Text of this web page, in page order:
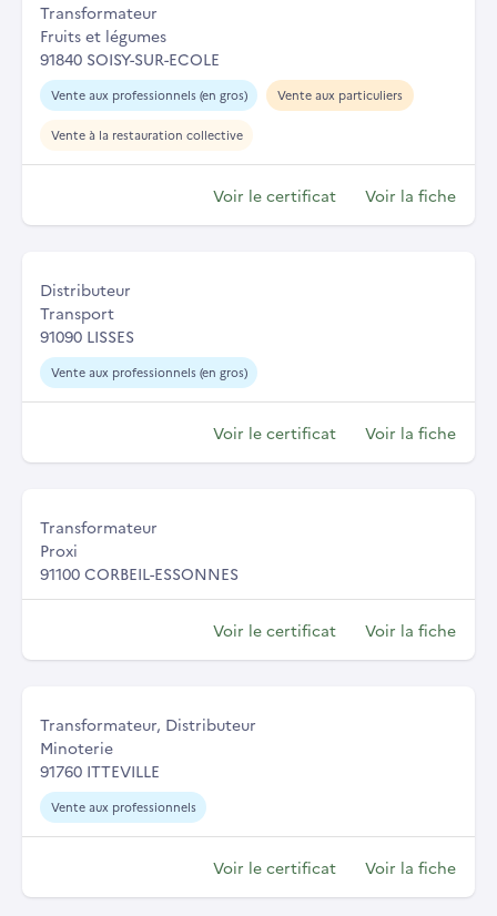
Transformateur
Fruits et légumes
91840 SOISY-SUR-ECOLE
Vente aux professionnels (en gros) Vente aux particuliers
Vente à la restauration collective
Voir le certificat Voir la fiche
Distributeur
Transport
91090 LISSES
Vente aux professionnels (en gros)
Voir le certificat Voir la fiche
Transformateur
Proxi
91100 CORBEIL-ESSONNES
Voir le certificat Voir la fiche
Transformateur, Distributeur
Minoterie
91760 ITTEVILLE
Vente aux professionnels
Voir le certificat Voir la fiche